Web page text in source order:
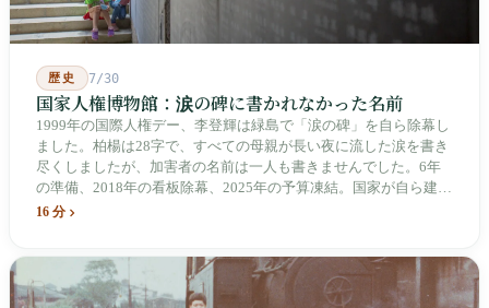
歴史 7/30
国家人権博物館：涙の碑に書かれなかった名前
1999年の国際人権デー、李登輝は緑島で「涙の碑」を自ら除幕し
ました。柏楊は28字で、すべての母親が長い夜に流した涙を書き
尽くしましたが、加害者の名前は一人も書きませんでした。6年
の準備、2018年の看板除幕、2025年の予算凍結。国家が自ら建
て、自らが行ったことを記念する博物館です。しかし解厳から39
16 分